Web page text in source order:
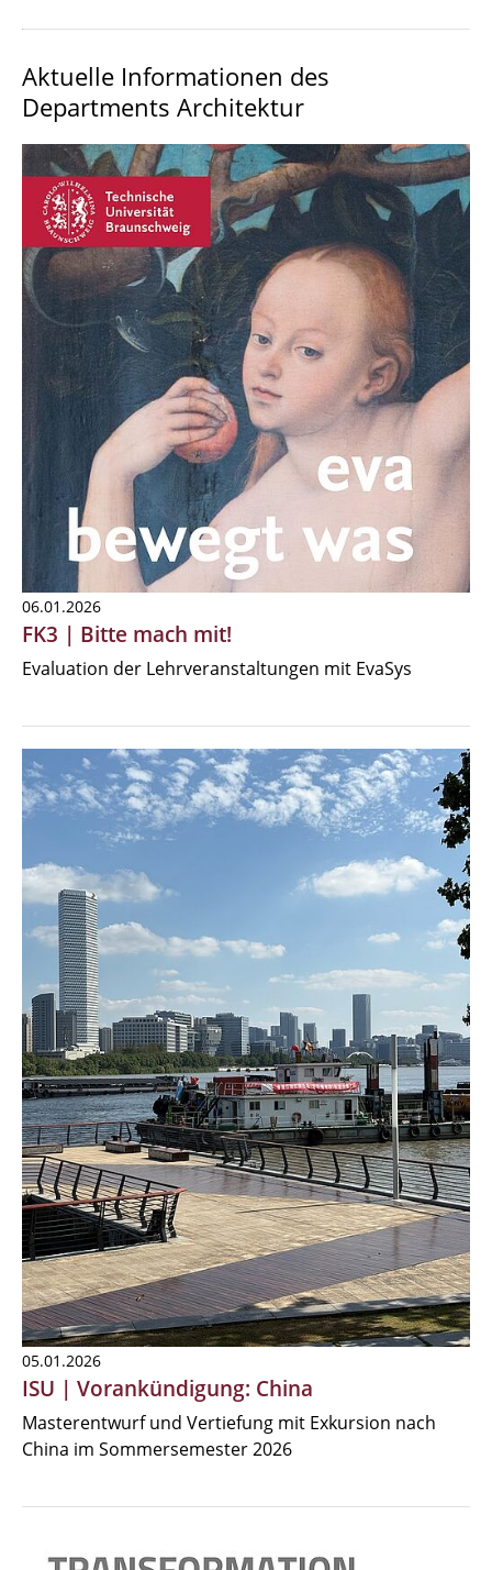
Aktuelle Informationen des
Departments Architektur
06.01.2026
FK3 | Bitte mach mit!
Evaluation der Lehrveranstaltungen mit EvaSys
05.01.2026
ISU | Vorankündigung: China
Masterentwurf und Vertiefung mit Exkursion nach
China im Sommersemester 2026